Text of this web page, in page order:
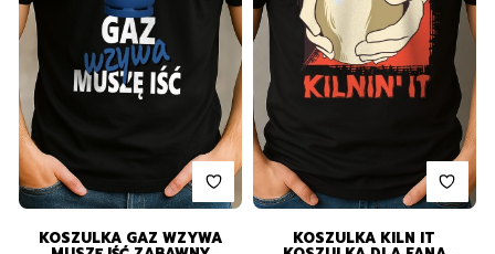
KOSZULKA GAZ WZYWA KOSZULKA KILN IT